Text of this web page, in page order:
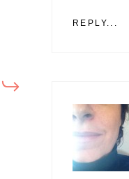
REPLY...